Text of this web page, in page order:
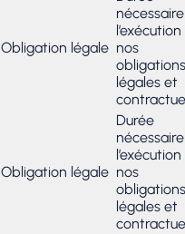
Obligation légale nos
obligations
légales et
Obligation légale
Durée
nos
obligations
légales et